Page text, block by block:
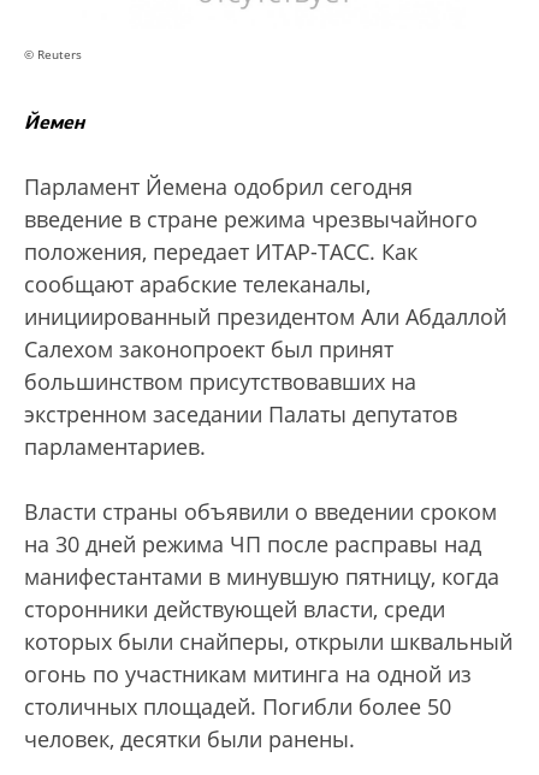
© Reuters
Йемен
Парламент Йемена одобрил сегодня
введение в стране режима чрезвычайного
положения, передает ИТАР-ТАСС. Как
сообщают арабские телеканалы,
инициированный президентом Али Абдаллой
Салехом законопроект был принят
большинством присутствовавших на
экстренном заседании Палаты депутатов
парламентариев.
Власти страны объявили о введении сроком
на 30 дней режима ЧП после расправы над
манифестантами в минувшую пятницу, когда
сторонники действующей власти, среди
которых были снайперы, открыли шквальный
огонь по участникам митинга на одной из
столичных площадей. Погибли более 50
человек, десятки были ранены.